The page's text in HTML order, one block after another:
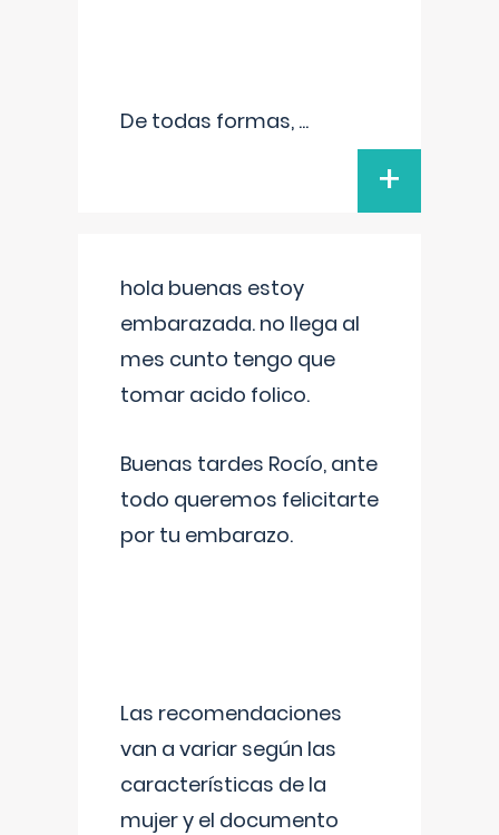
De todas formas, ...
+
hola buenas estoy
embarazada. no llega al
mes cunto tengo que
tomar acido folico.
Buenas tardes Rocío, ante
todo queremos felicitarte
por tu embarazo.
Las recomendaciones
van a variar según las
características de la
mujer y el documento